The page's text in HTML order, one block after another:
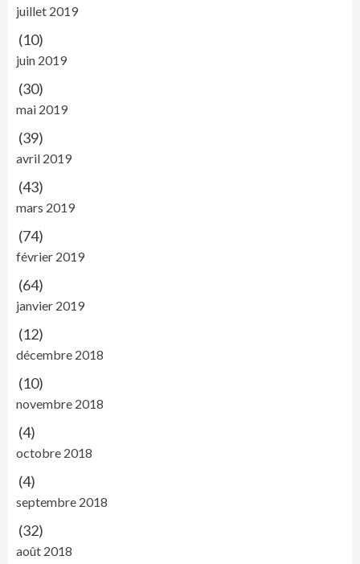
juillet 2019
(10)
juin 2019
(30)
mai 2019
(39)
avril 2019
(43)
mars 2019
(74)
février 2019
(64)
janvier 2019
(12)
décembre 2018
(10)
novembre 2018
(4)
octobre 2018
(4)
septembre 2018
(32)
août 2018